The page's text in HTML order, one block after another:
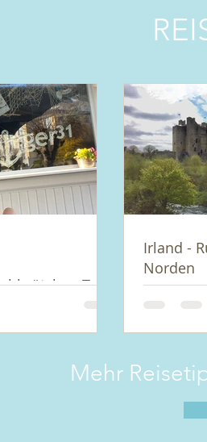
Test
Irland -
Norden
Mehr